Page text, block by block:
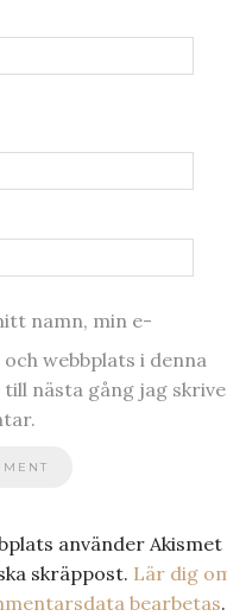
namn, min e-
webbplats i denna
till nästa gång jag
använder Akismet
skräppost. Lär dig
bearbetas.